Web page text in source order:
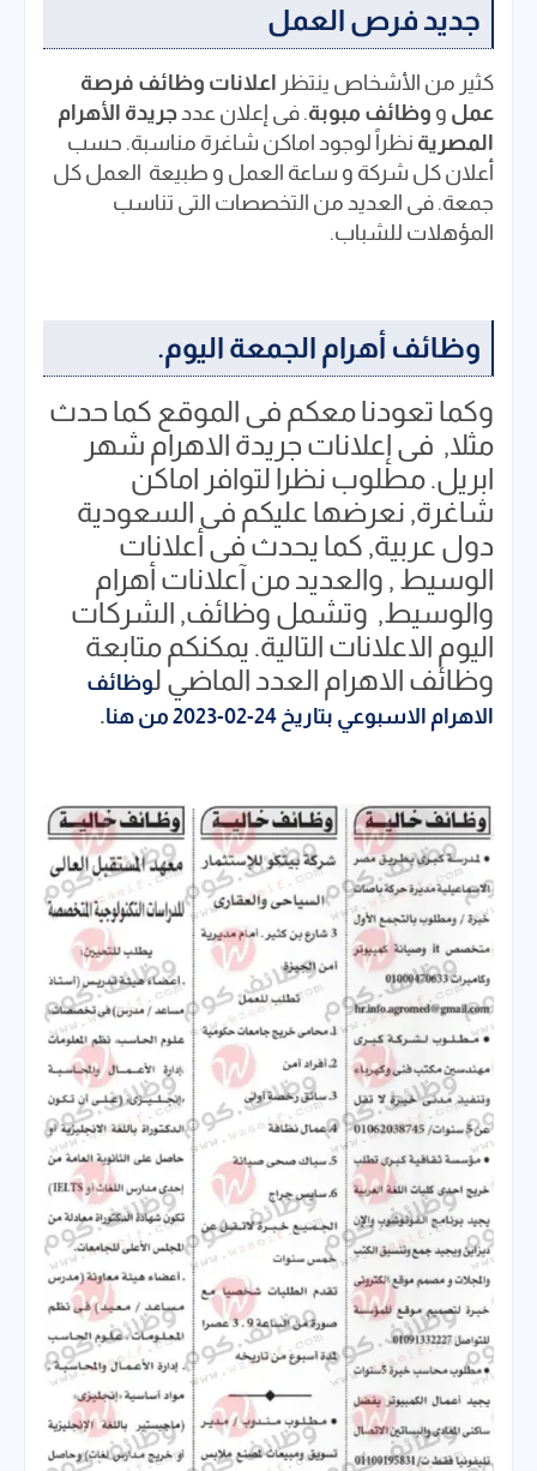
جديد فرص العمل
كثير من الأشخاص ينتظر اعلانات وظائف فرصة
عمل و وظائف مبوبة. فى إعلان عدد جريدة الأهرام
المصرية نظراً لوجود اماكن شاغرة مناسبة. حسب
أعلان كل شركة و ساعة العمل و طبيعة العمل كل
جمعة. فى العديد من التخصصات التى تناسب
المؤهلات للشباب.
وظائف أهرام الجمعة اليوم.
وكما تعودنا معكم فى الموقع كما حدث
مثلا, فى إعلانات جريدة الاهرام شهر
ابريل. مطلوب نظرا لتوافر اماكن
شاغرة, نعرضها عليكم فى السعودية
دول عربية, كما يحدث فى أعلانات
الوسيط , والعديد من آعلانات أهرام
والوسيط, وتشمل وظائف, الشركات
اليوم الاعلانات التالية. يمكنكم متابعة
وظائف الاهرام العدد الماضي لوظائف
الاهرام الاسبوعي بتاريخ 24-02-2023 من هنا
.